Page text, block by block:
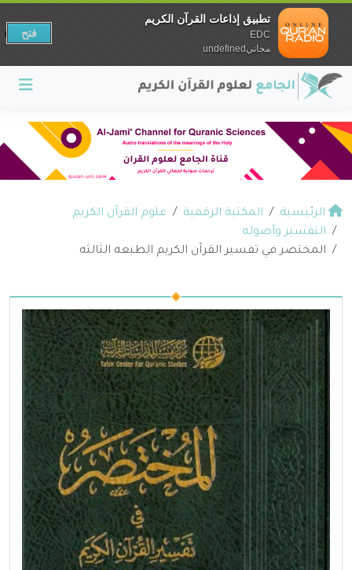
الرئيسية المكتبة الرقمية
علوم القرآن الكريم
التفسير وأصوله
المختصر في تفسير القرآن الكريم الطبعه الثالثه
تطبيق إذاعات القرآن الكريم
EDC
مجانيundefined
فتح